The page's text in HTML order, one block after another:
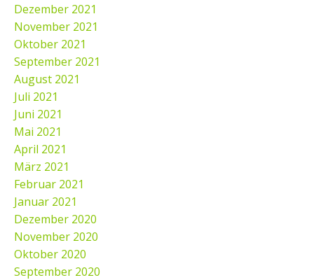
Dezember 2021
November 2021
Oktober 2021
September 2021
August 2021
Juli 2021
Juni 2021
Mai 2021
April 2021
März 2021
Februar 2021
Januar 2021
Dezember 2020
November 2020
Oktober 2020
September 2020